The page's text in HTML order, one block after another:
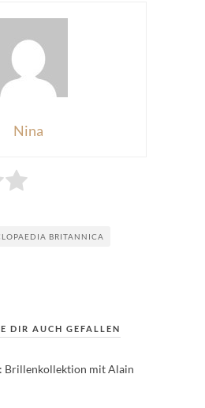
Nina
Submit Rating
BRITANNICA
DIR AUCH GEFALLEN
Brillenkollektion mit Alain